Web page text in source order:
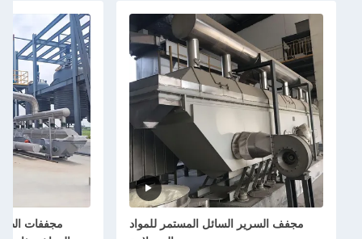
مجفف السرير السائل المستمر للمواد
مجففات الطبقة